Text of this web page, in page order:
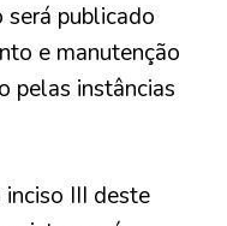
publicado
e manutenção
pelas instâncias
III deste